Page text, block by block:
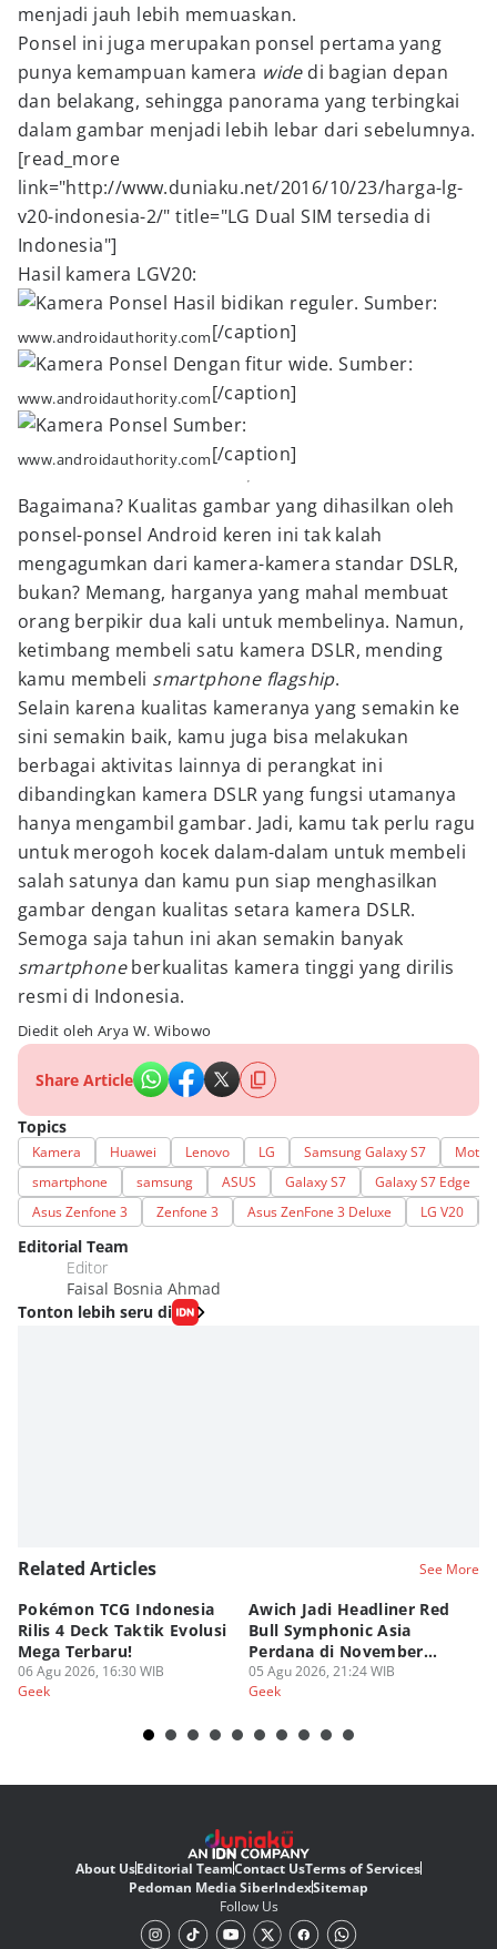
menjadi jauh lebih memuaskan.
Ponsel ini juga merupakan ponsel pertama yang
punya kemampuan kamera widedi bagian depan
dan belakang, sehingga panorama yang terbingkai
dalam gambar menjadi lebih lebar dari sebelumnya.
[read_more
link="http://www.duniaku.net/2016/10/23/harga-lg-
v20-indonesia-2/" title="LG Dual SIM tersedia di
Indonesia"]
Hasil kamera LGV20:
Hasil bidikan reguler. Sumber:
www.androidauthority.com[/caption]
Dengan fitur wide. Sumber:
www.androidauthority.com[/caption]
Sumber:
www.androidauthority.com[/caption]
Bagaimana? Kualitas gambar yang dihasilkan oleh
ponsel-ponsel Android keren ini tak kalah
mengagumkan dari kamera-kamera standar DSLR,
bukan? Memang, harganya yang mahal membuat
orang berpikir dua kali untuk membelinya. Namun,
ketimbang membeli satu kamera DSLR, mending
kamu membeli smartphone flagship.
Selain karena kualitas kameranya yang semakin ke
sini semakin baik, kamu juga bisa melakukan
berbagai aktivitas lainnya di perangkat ini
dibandingkan kamera DSLR yang fungsi utamanya
hanya mengambil gambar. Jadi, kamu tak perlu ragu
untuk merogoh kocek dalam-dalam untuk membeli
salah satunya dan kamu pun siap menghasilkan
gambar dengan kualitas setara kamera DSLR.
Semoga saja tahun ini akan semakin banyak
smartphoneberkualitas kamera tinggi yang dirilis
resmi di Indonesia.
Diedit oleh Arya W. Wibowo
Share Article
Topics
Kamera Huawei Lenovo LG Samsung Galaxy S7
smartphone
samsung ASUS Galaxy S7
Galaxy S7 Edge
Asus Zenfone 3
Zenfone 3 Asus ZenFone 3 Deluxe LG V20
Editorial Team
Editor
Faisal Bosnia Ahmad
Tonton lebih seru di
Related Articles See More
Pokémon TCG Indonesia
Rilis 4 Deck Taktik Evolusi
Mega Terbaru!
06 Agu 2026, 16:30 WIB
Geek
Awich Jadi Headliner Red
Bull Symphonic Asia
Perdana di November
2026!
05 Agu 2026, 21:24 WIB
Geek
About UsEditorial TeamContact UsTerms of Services
Pedoman Media SiberIndexSitemap
Follow Us